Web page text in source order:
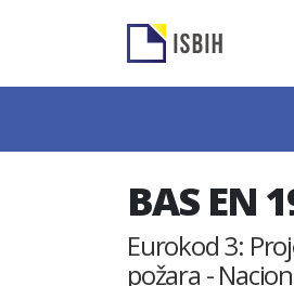
BAS EN
Eurokod 3:
požara -